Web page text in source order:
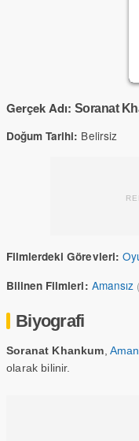
Gerçek Adı: Soranat
Doğum Tarihi: Belirsiz
Filmlerdeki Görevleri:
Bilinen Filmleri: Amansız
Biyografi
Soranat Khankum
olarak bilinir.